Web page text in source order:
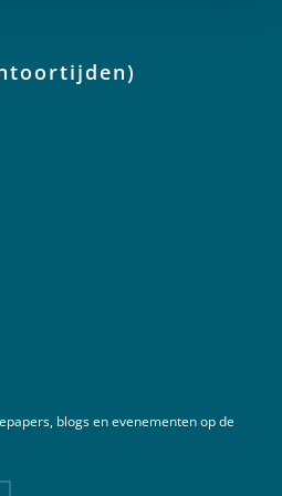
blogs en evenementen op de